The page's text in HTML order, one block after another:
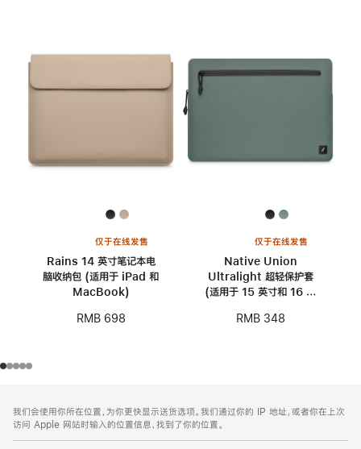
仅于在线发售
Rains 14 英寸笔记本电
脑收纳包 (适用于 iPad 和
MacBook)
RMB 698
仅于在线发售
Native Union
Ultralight 超轻保护套
(适用于 15 英寸和 16 英
RMB 348
页
页
注
我们会使用你所在位置，为你更快显示送货选项。我们通过你的 IP 地址，或者你在上次
访问 Apple 网站时输入的位置信息，找到了你的位置。